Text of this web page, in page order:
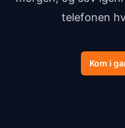
telefonen
Kom i